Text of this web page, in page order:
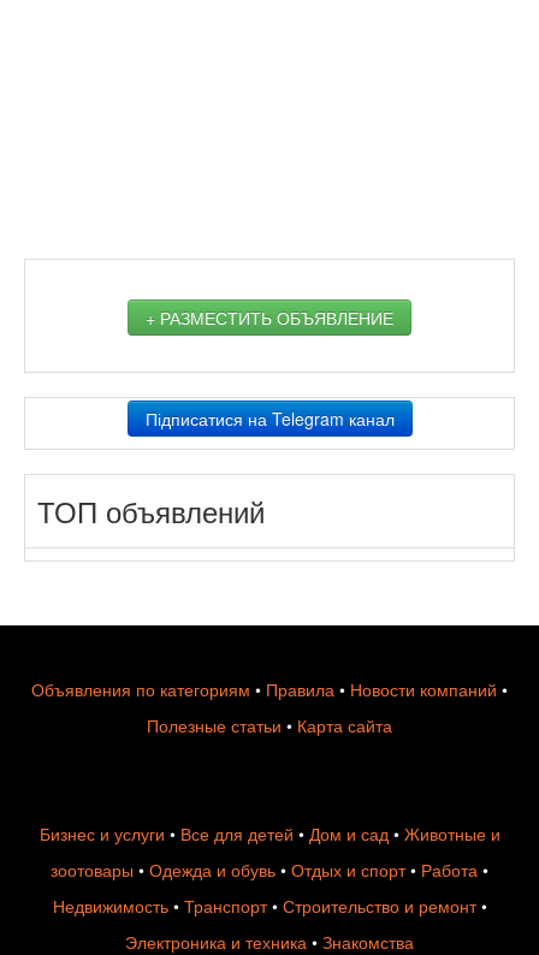
+ РАЗМЕСТИТЬ ОБЪЯВЛЕНИЕ
Підписатися на Telegram канал
ТОП объявлений
Объявления по категориям • Правила • Новости компаний •
Полезные статьи • Карта сайта
Бизнес и услуги • Все для детей • Дом и сад • Животные и
зоотовары • Одежда и обувь • Отдых и спорт• Работа •
Недвижимость• Транспорт• Строительство и ремонт•
Электроника и техника • Знакомства